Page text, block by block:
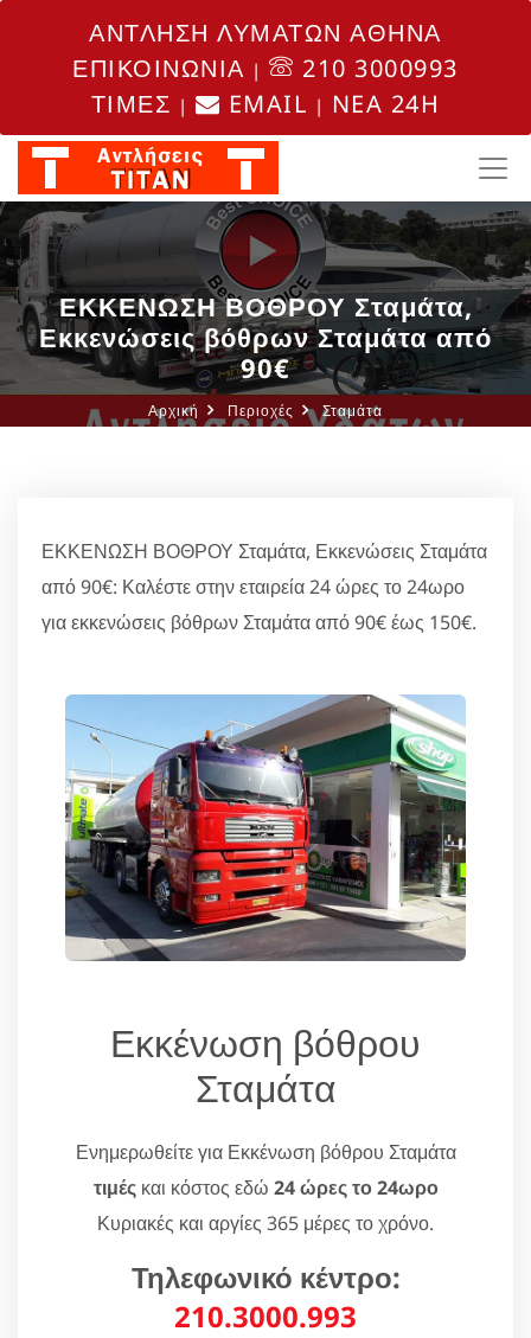
ΑΝΤΛΗΣΗ ΛΥΜΑΤΩΝ ΑΘΗΝΑ
ΕΠΙΚΟΙΝΩΝΙΑ |
210 3000993
ΤΙΜΕΣ | EMAIL | NEA 24H
ΕΚΚΕΝΩΣΗ ΒΟΘΡΟΥ Σταμάτα,
Εκκενώσεις βόθρων Σταμάτα από
90€
Αρχική Περιοχές Σταμάτα
ΕΚΚΕΝΩΣΗ ΒΟΘΡΟΥ Σταμάτα, Εκκενώσεις Σταμάτα
από 90€: Καλέστε στην εταιρεία 24 ώρες το 24ωρο
για εκκενώσεις βόθρων Σταμάτα από 90€ έως 150€.
Εκκένωση βόθρου
Σταμάτα
Ενημερωθείτε για Εκκένωση βόθρου Σταμάτα
τιμέςκαι κόστος εδώ 24 ώρες το 24ωρο
Κυριακές και αργίες 365 μέρες το χρόνο.
Τηλεφωνικό κέντρο:
210.3000.993